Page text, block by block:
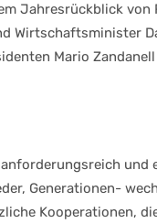
Jahresrückblick von
Wirtschaftsminister
Mario
und
Generationen-
Kooperationen,